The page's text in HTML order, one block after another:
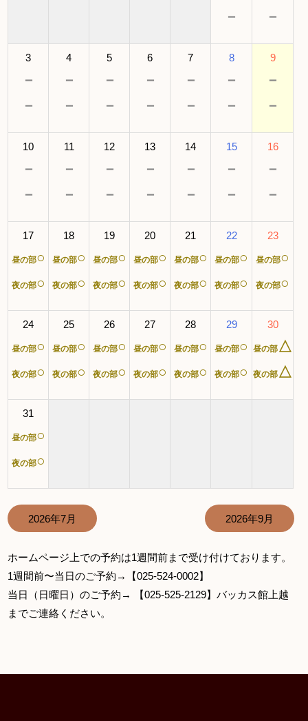
－
－
3
－
－
4
－
－
5
－
－
6
－
－
7
－
－
8
－
－
9
－
－
10
－
－
11
－
－
12
－
－
13
－
－
14
－
－
15
－
－
16
－
－
17
昼の部○
夜の部○
18
昼の部○
夜の部○
19
昼の部○
夜の部○
20
昼の部○
夜の部○
21
昼の部○
夜の部○
22
昼の部○
夜の部○
23
昼の部○
夜の部○
24
昼の部○
夜の部○
25
昼の部○
夜の部○
26
昼の部○
夜の部○
27
昼の部○
夜の部○
28
昼の部○
夜の部○
29
昼の部○
夜の部○
30
昼の部 △
夜の部 △
31
昼の部○
夜の部○
2026年7月 2026年9月
ホームページ上での予約は1週間前まで受け付けております。
1週間前〜当日のご予約→【025-524-0002】
当日（日曜日）のご予約→ 【025-525-2129】バッカス館上越
までご連絡ください。